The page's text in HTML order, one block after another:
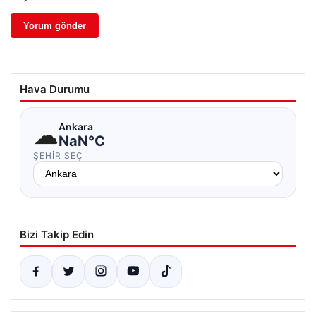
Hava Durumu
☁Ankara
NaN°C
ŞEHIR SEÇ
Bizi Takip Edin